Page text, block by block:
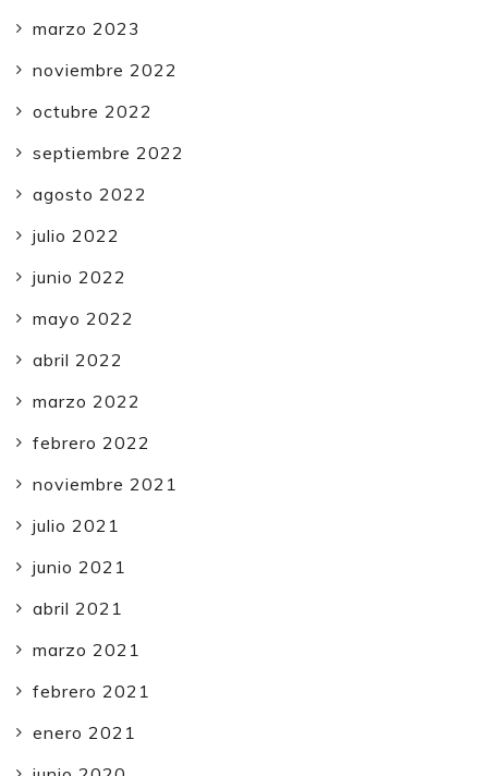
marzo 2023
noviembre 2022
octubre 2022
septiembre 2022
agosto 2022
julio 2022
junio 2022
mayo 2022
abril 2022
marzo 2022
febrero 2022
noviembre 2021
julio 2021
junio 2021
abril 2021
marzo 2021
febrero 2021
enero 2021